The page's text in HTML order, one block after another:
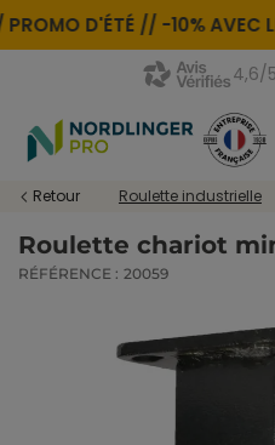
D'ÉTÉ // -10% AVEC LE
4,6/5
Retour Roulette industrielle
Roulette chariot
RÉFÉRENCE : 20059